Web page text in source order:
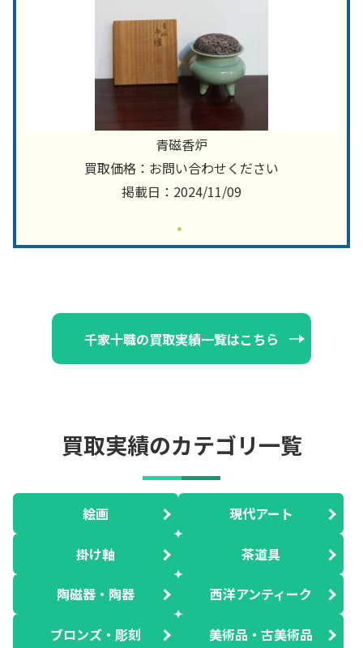
青磁香炉
買取価格：お問い合わせください
掲載日：2024/11/09
千家十職の買取実績一覧はこちら
買取実績のカテゴリ一覧
絵画 現代アート
掛け軸 茶道具
陶磁器・陶器 西洋アンティーク
ブロンズ・彫刻 美術品・古美術品